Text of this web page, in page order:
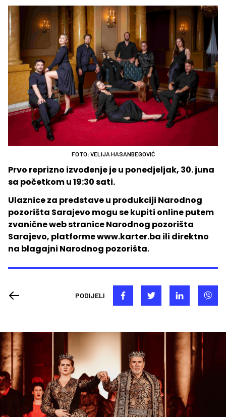
FOTO: VELIJA HASANBEGOVIĆ
Prvo reprizno izvođenje je u ponedjeljak, 30. juna
sa početkom u 19:30 sati.
Ulaznice za predstave u produkciji Narodnog
pozorišta Sarajevo mogu se kupiti online putem
zvanične web stranice Narodnog pozorišta
Sarajevo, platforme www.karter.ba ili direktno
na blagajni Narodnog pozorišta.
PODIJELI